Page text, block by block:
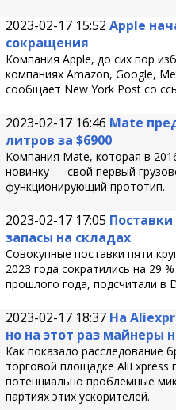
2023-02-17 15:52 Apple
сокращения
Компания Apple, до сих пор
компаниях Amazon, Google,
сообщает New York Post со
2023-02-17 16:46 Mate
литров за $6900
Компания Mate, которая в
новинку — свой первый
функционирующий прототип.
2023-02-17 17:05
запасы на складах
Совокупные поставки пяти
2023 года сократились на 29
прошлого года, подсчитали в
2023-02-17 18:37 На
но на этот раз майнеры
Как показало расследование
торговой площадке AliExpress
потенциально проблемные
партиях этих ускорителей.